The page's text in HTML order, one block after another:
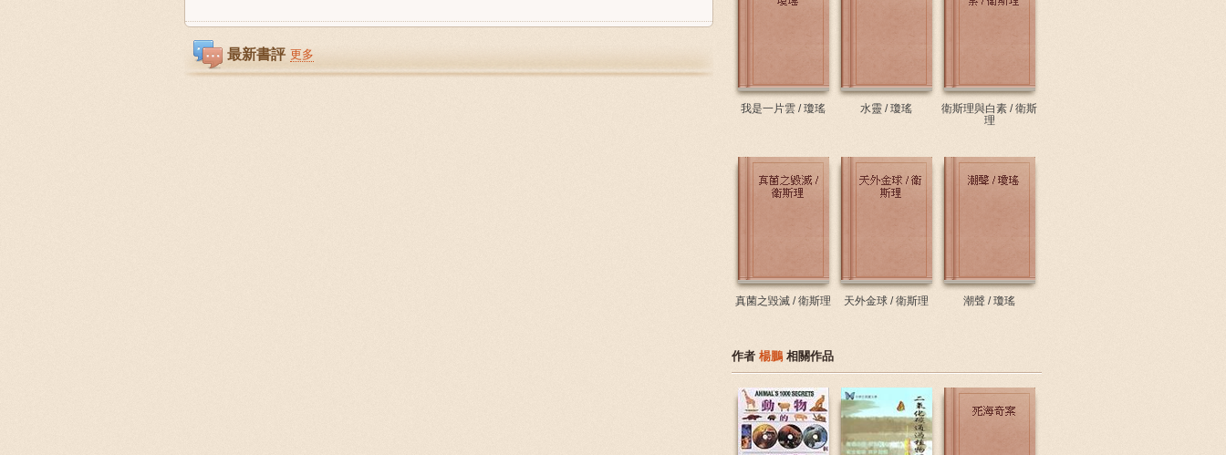
最新書評 更多
我是一片雲 / 瓊瑤 水靈 / 瓊瑤
衛斯理與白素 / 衛斯
理
真菌之毀滅 / 衛斯理 天外金球 / 衛斯理 潮聲 / 瓊瑤
作者 楊鵬 相關作品